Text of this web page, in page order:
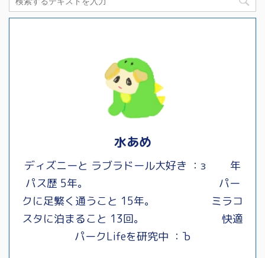
水あめ
ディズニーと ラブラドール大好き ：з 年
パス歴 5年。 パー
クに足繁く通うこと 15年。 ミラコ
スタに泊まること 13回。 快適
パークLifeを研究中 ：Ъ